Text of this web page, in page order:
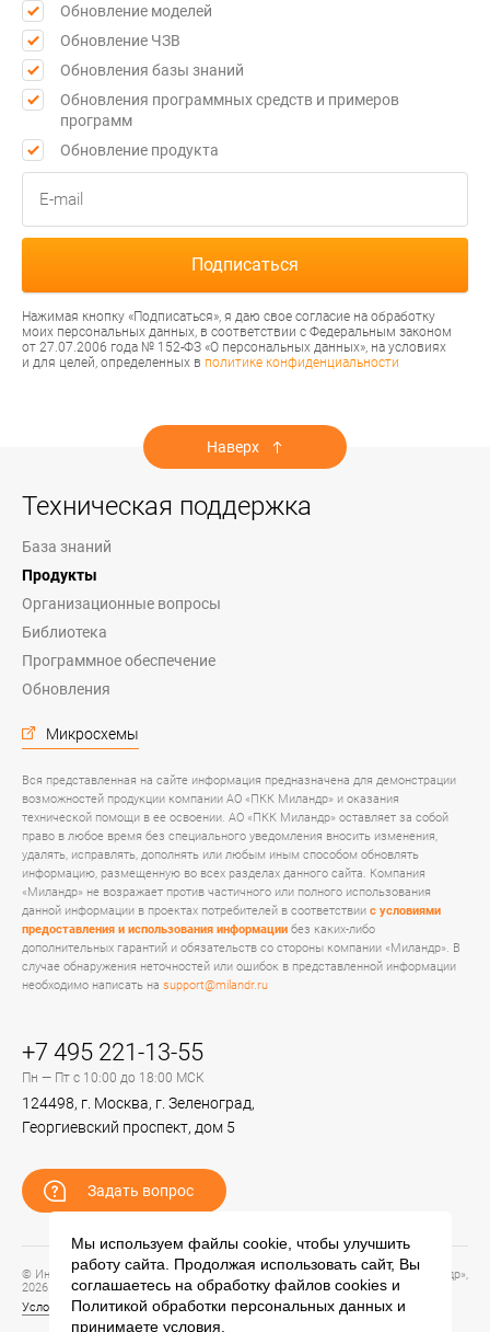
Обновление моделей
Обновление ЧЗВ
Обновления базы знаний
Обновления программных средств и примеров
программ
Обновление продукта
Нажимая кнопку «Подписаться», я даю свое согласие на обработку
моих персональных данных, в соответствии с Федеральным законом
от 27.07.2006 года № 152-ФЗ «О персональных данных», на условиях
и для целей, определенных в политике конфиденциальности
Наверх
Техническая поддержка
База знаний
Продукты
Организационные вопросы
Библиотека
Программное обеспечение
Обновления
Микросхемы
Вся представленная на сайте информация предназначена для демонстрации
возможностей продукции компании АО «ПКК Миландр» и оказания
технической помощи в ее освоении. АО «ПКК Миландр» оставляет за собой
право в любое время без специального уведомления вносить изменения,
удалять, исправлять, дополнять или любым иным способом обновлять
информацию, размещенную во всех разделах данного сайта. Компания
«Миландр» не возражает против частичного или полного использования
данной информации в проектах потребителей в соответствии с условиями
предоставления и использования информации без каких-либо
дополнительных гарантий и обязательств со стороны компании «Миландр». В
случае обнаружения неточностей или ошибок в представленной информации
необходимо написать на support@milandr.ru
+7 495 221-13-55
Пн — Пт с 10:00 до 18:00 МСК
124498, г. Москва, г. Зеленоград,
Георгиевский проспект, дом 5
Задать вопрос
© Информационный портал технической поддержки ЦП ИС АО «ПКК Миландр»,
2026
Условия предоставления и использования информации
Мы используем файлы cookie, чтобы улучшить
работу сайта. Продолжая использовать сайт, Вы
соглашаетесь на обработку файлов cookies и
Политикой обработки персональных данных и
принимаете условия.